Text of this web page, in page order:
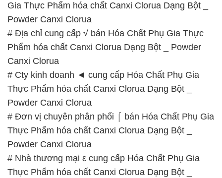
Gia Thực Phẩm hóa chất Canxi Clorua Dạng Bột _
Powder Canxi Clorua
# Địa chỉ cung cấp √ bán Hóa Chất Phụ Gia Thực
Phẩm hóa chất Canxi Clorua Dạng Bột _ Powder
Canxi Clorua
# Cty kinh doanh ◄ cung cấp Hóa Chất Phụ Gia
Thực Phẩm hóa chất Canxi Clorua Dạng Bột _
Powder Canxi Clorua
# Đơn vị chuyên phân phối ⌠ bán Hóa Chất Phụ Gia
Thực Phẩm hóa chất Canxi Clorua Dạng Bột _
Powder Canxi Clorua
# Nhà thương mại ε cung cấp Hóa Chất Phụ Gia
Thực Phẩm hóa chất Canxi Clorua Dạng Bột _